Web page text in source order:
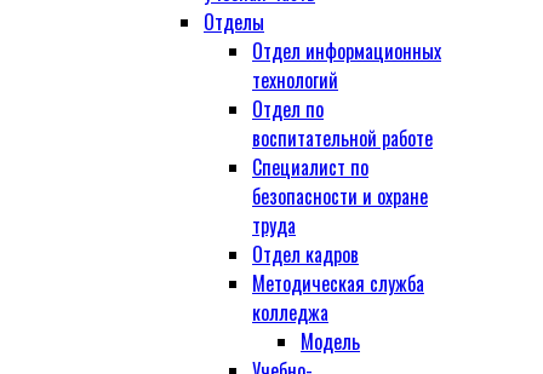
Отделы
Отдел информационных
технологий
Отдел по
воспитательной работе
Специалист по
безопасности и охране
труда
Отдел кадров
Методическая служба
колледжа
Модель